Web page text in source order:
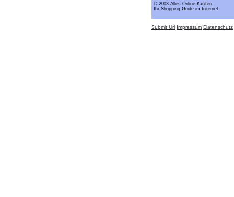
© 2003 Alles-Online-Kaufen.
Ihr Shopping Guide im Internet
Submit Url Impressum Datenschutz